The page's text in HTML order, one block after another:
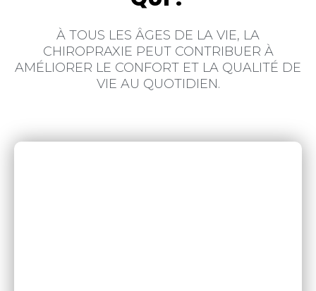
À TOUS LES ÂGES DE LA VIE, LA
CHIROPRAXIE PEUT CONTRIBUER À
AMÉLIORER LE CONFORT ET LA QUALITÉ DE
VIE AU QUOTIDIEN.